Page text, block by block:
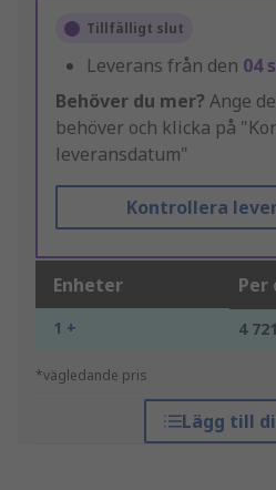
Tillfälligt slut
Leverans från den 04
Behöver du mer? Ange
behöver och klicka på
leveransdatum"
Kontrollera
Enheter Per
1 + 4
*vägledande pris
Lägg till